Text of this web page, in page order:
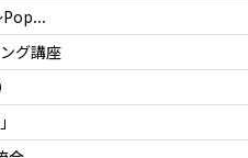
グ講座